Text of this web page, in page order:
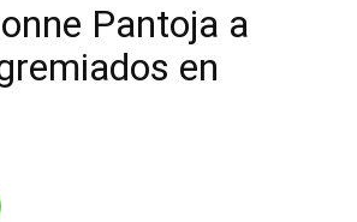
Pantoja a
en